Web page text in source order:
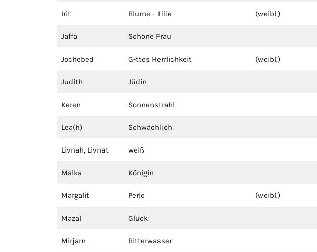
Irit Blume – Lilie (weibl.)
Jaffa Schöne Frau
Jochebed G-ttes Herrlichkeit (weibl.)
Judith Jüdin
Keren Sonnenstrahl
Lea(h) Schwächlich
Livnah, Livnat weiß
Malka Königin
Margalit Perle (weibl.)
Mazal Glück
Mirjam Bitterwasser